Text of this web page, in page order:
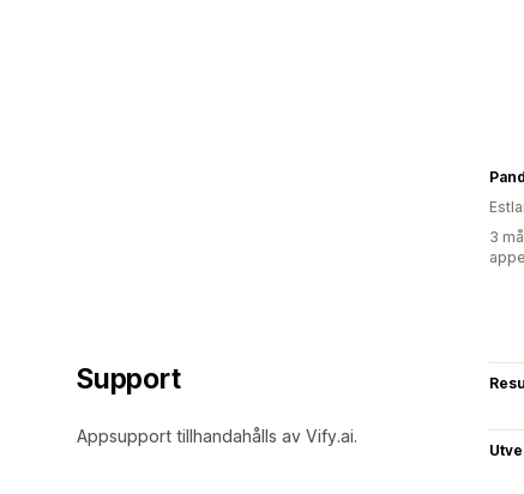
3
Support
Appsupport tillhandahålls av Vify.ai.